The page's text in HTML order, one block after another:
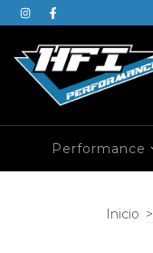
JUSTIN ES DE PISCIS
Performance
Inicio >